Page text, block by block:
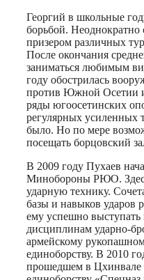
Георгий в школьные
борьбой. Неоднократно
призером различных
После окончания
заниматься любимым
году обострилась
против Южной Осетии
ряды югоосетинских
регулярных усиленных
было. Но по мере
посещать борцовский
В 2009 году Пухаев
Минобороны РЮО.
ударную технику.
базы и навыков ударов
ему успешно
дисциплинам ударно-
армейскому
единоборству. В 2010
прошедшем в Цхинвале